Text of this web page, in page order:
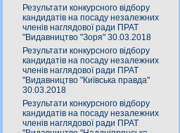
Результати конкурсного відбору
кандидатів на посаду незалежних
членів наглядової ради ПРАТ
"Видавництво "Зоря" 30.03.2018
Результати конкурсного відбору
кандидатів на посаду незалежних
членів наглядової ради ПРАТ
"Видавництво "Київська правда"
30.03.2018
Результати конкурсного відбору
кандидатів на посаду незалежних
членів наглядової ради ПРАТ